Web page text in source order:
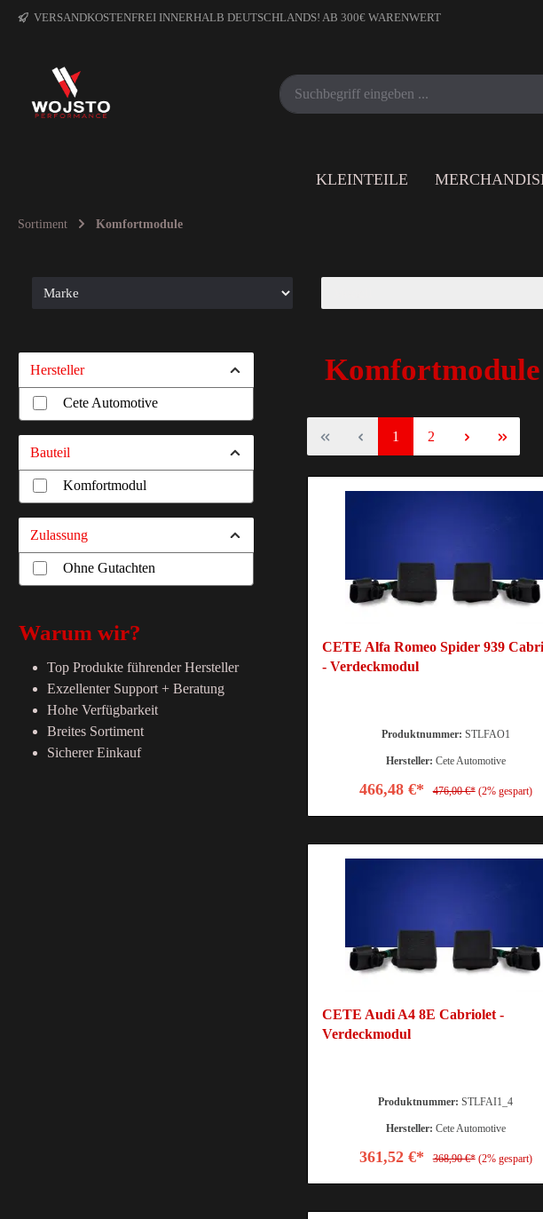
VERSANDKOSTENFREI INNERHALB DEUTSCHLANDS! AB 300€ WARENWERT
KLEINTEILE
Sortiment Komfortmodule
Hersteller
Cete Automotive
Bauteil
Komfortmodul
Zulassung
Ohne Gutachten
Warum wir?
Top Produkte führender Hersteller
Exzellenter Support + Beratung
Hohe Verfügbarkeit
Breites Sortiment
Sicherer Einkauf
1 2
CETE Alfa Romeo Spider 939
- Verdeckmodul
Produktnummer: STLFAO1
Hersteller: Cete Automotive
466,48 €* 476,00 €* (2% gespart)
CETE Audi A4 8E Cabriolet -
Verdeckmodul
Produktnummer:STLFAI1_4
Hersteller: Cete Automotive
361,52 €* 368,90 €* (2% gespart)